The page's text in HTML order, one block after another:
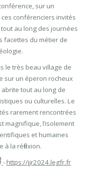
sur un
conférenciers invités
au long des journées
facettes du métier de
le très beau village de
sur un éperon rocheux
tout au long de
ou culturelles. Le
rarement rencontrées
magnifique, l’isolement
et humaines
la réflexion.
- https://jjr2024.legfr.fr